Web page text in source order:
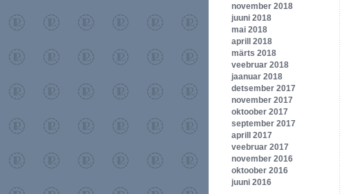
november 2018
juuni 2018
mai 2018
aprill 2018
märts 2018
veebruar 2018
jaanuar 2018
detsember 2017
november 2017
oktoober 2017
september 2017
aprill 2017
veebruar 2017
november 2016
oktoober 2016
juuni 2016